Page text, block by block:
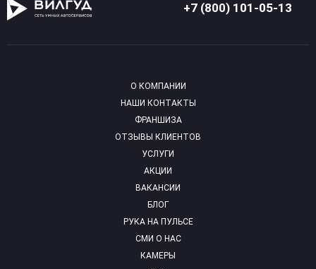
+7 (800) 101-05-13
О КОМПАНИИ
НАШИ КОНТАКТЫ
ФРАНШИЗА
ОТЗЫВЫ КЛИЕНТОВ
УСЛУГИ
АКЦИИ
ВАКАНСИИ
БЛОГ
РУКА НА ПУЛЬСЕ
СМИ О НАС
КАМЕРЫ